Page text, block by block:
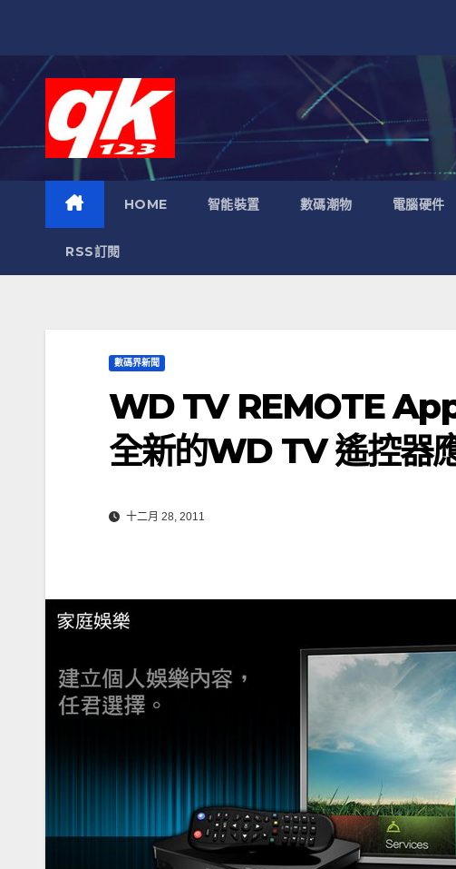
HOME 智能裝置 數碼潮物 電腦硬件
RSS訂閱
數碼界新聞
WD TV REMOTE
全新的WD TV 遙控器
十二月 28, 2011